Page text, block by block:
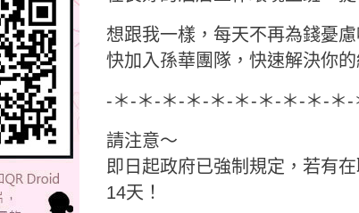
想跟我一樣，每天不再為錢憂慮
快加入孫華團隊，快速解決你的
-＊-＊-＊-＊-＊-＊-＊-＊-＊-＊-
請注意～
即日起政府已強制規定，若有
14天！